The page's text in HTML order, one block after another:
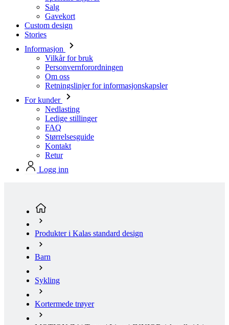
Informasjon
Vilkår for bruk
Personvernforordningen
Om oss
Retningslinjer for informasjonskapsler
For kunder
Nedlasting
Ledige stillinger
FAQ
Størrelsesguide
Kontakt
Retur
Logg inn
Barn
Sykling
Kortermede trøyer
MOTION Z4 | Trøye | Lime | JUNIOR
RABATT 20%
Sommer